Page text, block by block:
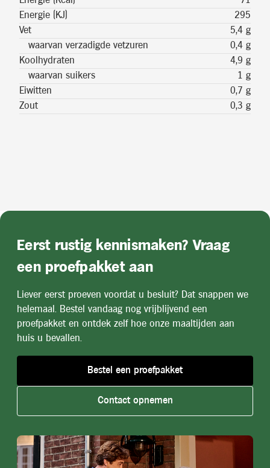
Energie (KJ)
295
Vet
5,4 g
waarvan verzadigde vetzuren
0,4 g
Koolhydraten
4,9 g
waarvan suikers
1 g
Eiwitten
0,7 g
Zout
0,3 g
Eerst rustig kennismaken? Vraag
een proefpakket aan
Liever eerst proeven voordat u besluit? Dat snappen we
helemaal. Bestel vandaag nog vrijblijvend een
proefpakket en ontdek zelf hoe onze maaltijden aan
huis u bevallen.
Bestel een proefpakket
Contact opnemen